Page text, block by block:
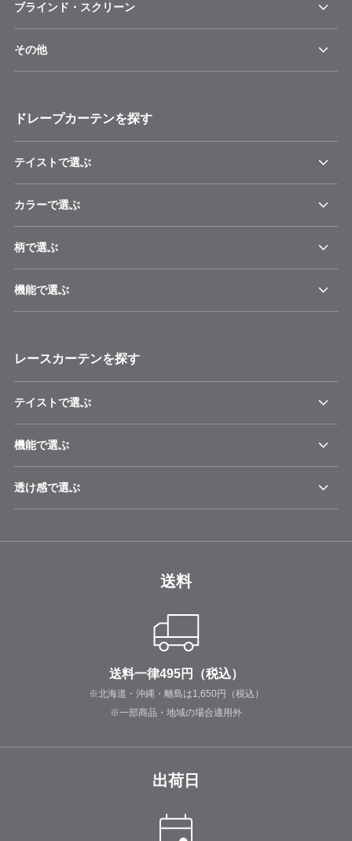
ブラインド・スクリーン
その他
ドレープカーテンを探す
テイストで選ぶ
カラーで選ぶ
柄で選ぶ
機能で選ぶ
レースカーテンを探す
テイストで選ぶ
機能で選ぶ
透け感で選ぶ
送料
送料一律495円（税込）
※北海道・沖縄・離島は1,650円（税込）
※一部商品・地域の場合適用外
出荷日